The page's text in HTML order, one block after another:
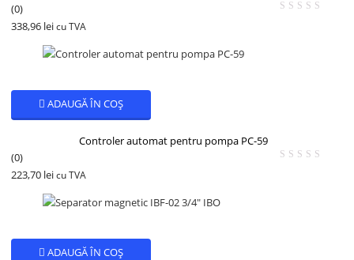
(0)
338,96 lei cu TVA
ADAUGĂ ÎN COȘ
Controler automat pentru pompa PC-59
(0)
223,70 lei cu TVA
ADAUGĂ ÎN COȘ